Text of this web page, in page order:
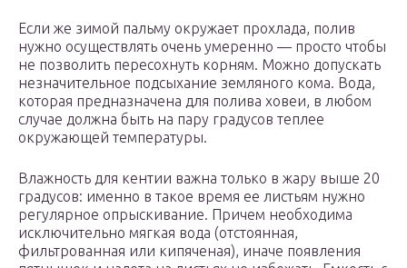
Если же зимой пальму окружает прохлада, полив
нужно осуществлять очень умеренно — просто чтобы
не позволить пересохнуть корням. Можно допускать
незначительное подсыхание земляного кома. Вода,
которая предназначена для полива ховеи, в любом
случае должна быть на пару градусов теплее
окружающей температуры.
Влажность для кентии важна только в жару выше 20
градусов: именно в такое время ее листьям нужно
регулярное опрыскивание. Причем необходима
исключительно мягкая вода (отстоянная,
фильтрованная или кипяченая), иначе появления